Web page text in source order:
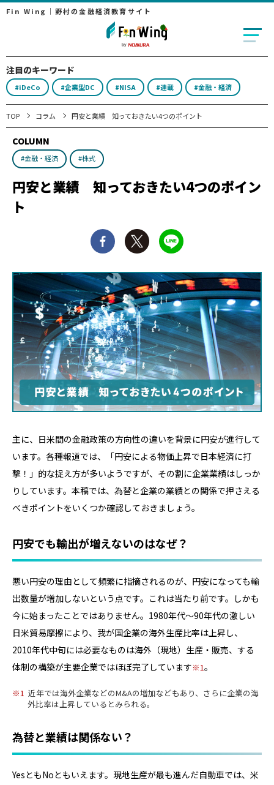
Fin Wing｜野村の金融経済教育サイト
注目のキーワード
#iDeCo #企業型DC #NISA #連載 #金融・経済
TOP コラム 円安と業績 知っておきたい4つのポイント
COLUMN
#金融・経済 #株式
円安と業績 知っておきたい4つのポイン
ト
主に、日米間の金融政策の方向性の違いを背景に円安が進行して
います。各種報道では、「円安による物価上昇で日本経済に打
撃！」的な捉え方が多いようですが、その割に企業業績はしっか
りしています。本稿では、為替と企業の業績との関係で押さえる
べきポイントをいくつか確認しておきましょう。
円安でも輸出が増えないのはなぜ？
悪い円安の理由として頻繁に指摘されるのが、円安になっても輸
出数量が増加しないという点です。これは当たり前です。しかも
今に始まったことではありません。1980年代～90年代の激しい
日米貿易摩擦により、我が国企業の海外生産比率は上昇し、
2010年代中旬には必要なものは海外（現地）生産・販売、する
体制の構築が主要企業ではほぼ完了しています
1。
1 近年では海外企業などのM&Aの増加などもあり、さらに企業の海
外比率は上昇しているとみられる。
為替と業績は関係ない？
YesともNoともいえます。現地生産が最も進んだ自動車では、米